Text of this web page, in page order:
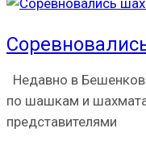
Недавно в
по шашкам и
представителями